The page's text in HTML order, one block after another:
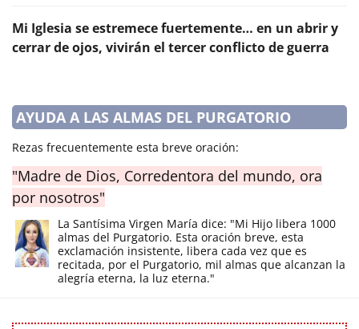
Mi Iglesia se estremece fuertemente… en un abrir y
cerrar de ojos, vivirán el tercer conflicto de guerra
AYUDA A LAS ALMAS DEL PURGATORIO
Rezas frecuentemente esta breve oración:
"Madre de Dios, Corredentora del mundo, ora
por nosotros"
La Santísima Virgen María dice: "Mi Hijo libera 1000
almas del Purgatorio. Esta oración breve, esta
exclamación insistente, libera cada vez que es
recitada, por el Purgatorio, mil almas que alcanzan la
alegría eterna, la luz eterna."